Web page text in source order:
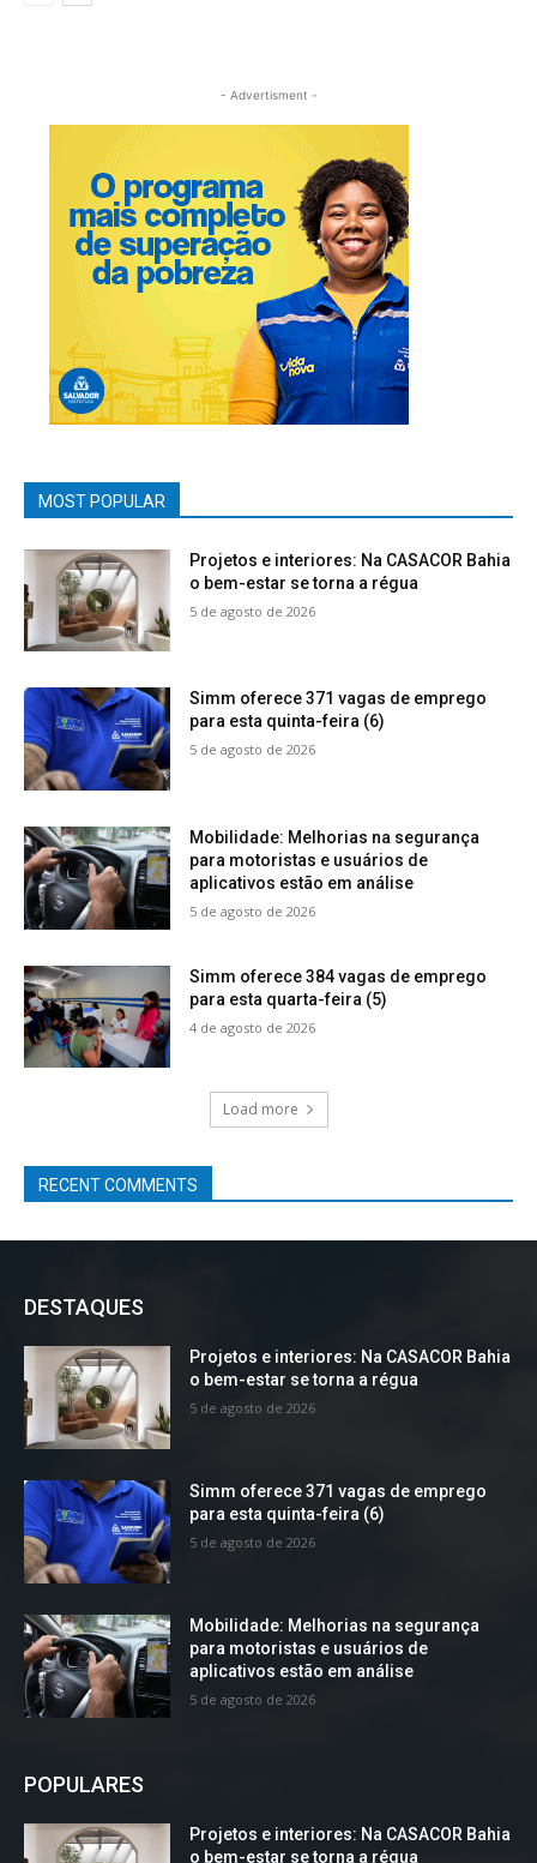
- Advertisment -
MOST POPULAR
Projetos e interiores: Na CASACOR Bahia
o bem-estar se torna a régua
5 de agosto de 2026
Simm oferece 371 vagas de emprego
para esta quinta-feira (6)
5 de agosto de 2026
Mobilidade: Melhorias na segurança
para motoristas e usuários de
aplicativos estão em análise
5 de agosto de 2026
Simm oferece 384 vagas de emprego
para esta quarta-feira (5)
4 de agosto de 2026
Load more
RECENT COMMENTS
DESTAQUES
Projetos e interiores: Na CASACOR Bahia
o bem-estar se torna a régua
5 de agosto de 2026
Simm oferece 371 vagas de emprego
para esta quinta-feira (6)
5 de agosto de 2026
Mobilidade: Melhorias na segurança
para motoristas e usuários de
aplicativos estão em análise
5 de agosto de 2026
POPULARES
Projetos e interiores: Na CASACOR Bahia
o bem-estar se torna a régua